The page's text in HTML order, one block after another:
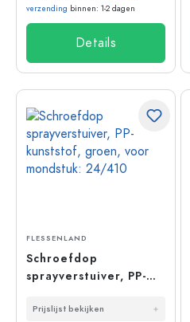
verzending binnen: 1-2 dagen
Details
FLESSENLAND
Schroefdop
sprayverstuiver, PP-
mondstuk: 24/410
Prijslijst bekijken